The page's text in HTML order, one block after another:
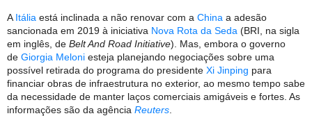
A Itália está inclinada a não renovar com a China a adesão
sancionada em 2019 à iniciativa Nova Rota da Seda (BRI, na sigla
em inglês, de Belt And Road Initiative). Mas, embora o governo
de Giorgia Meloni esteja planejando negociações sobre uma
possível retirada do programa do presidente Xi Jinping para
financiar obras de infraestrutura no exterior, ao mesmo tempo sabe
da necessidade de manter laços comerciais amigáveis ​​e fortes. As
informações são da agência Reuters